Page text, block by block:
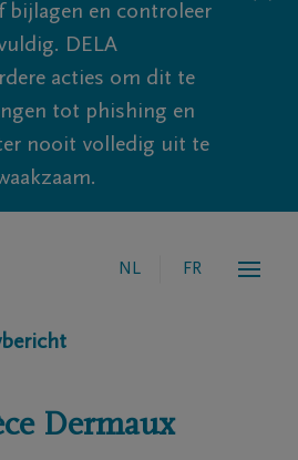
bijlagen en controleer
DELA
acties om dit te
tot phishing en
nooit volledig uit te
NL FR
Dermaux